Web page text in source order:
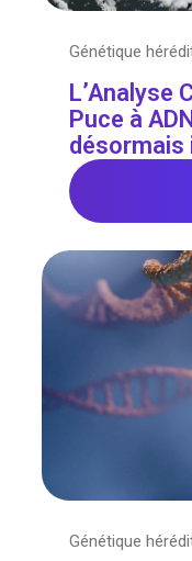
Génétique
L’Analyse
Puce à
désormais
Génétique